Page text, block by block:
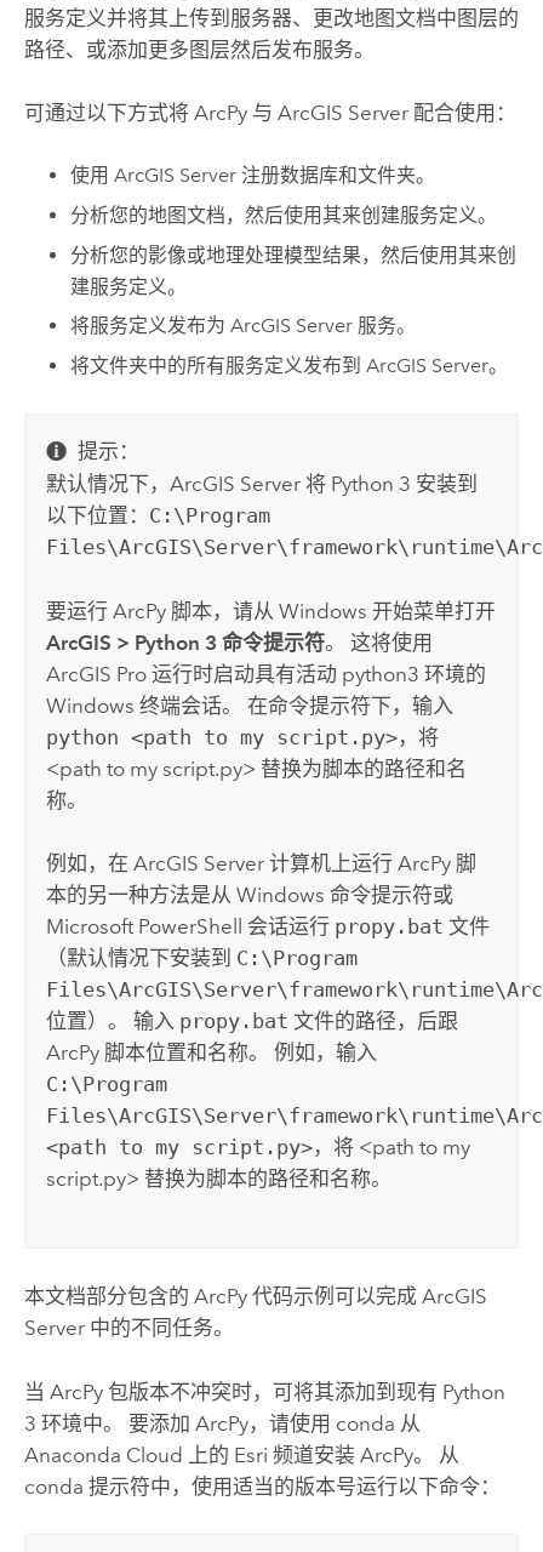
服务定义并将其上传到服务器、更改地图文档中图层的
路径、或添加更多图层然后发布服务。
可通过以下方式将 ArcPy与 ArcGIS Server配合使用：
使用ArcGIS Server 注册数据库和文件夹。
分析您的地图文档，然后使用其来创建服务定义。
分析您的影像或地理处理模型结果，然后使用其来创
建服务定义。
将服务定义发布为ArcGIS Server 服务。
将文件夹中的所有服务定义发布到ArcGIS Server。
提示：
默认情况下，ArcGIS Server 将 Python 3 安装到
以下位置： C:\Program
要运行ArcPy 脚本，请从Windows 开始菜单打开
ArcGIS > Python 3 命令提示符。 这将使用
ArcGIS Pro 运行时启动具有活动 python3 环境的
Windows 终端会话。 在命令提示符下，输入
python <path to my script.py>，将
<path to my script.py> 替换为脚本的路径和名
称。
例如，在ArcGIS Server 计算机上运行ArcPy 脚
本的另一种方法是从Windows 命令提示符或
Microsoft PowerShell
会话运行 propy.bat 文件
（默认情况下安装到 C:\Program
位置）。 输入 propy.bat 文件的路径，后跟
ArcPy 脚本位置和名称。 例如，输入
C:\Program
<path to my script.py>，将 <path to my
script.py> 替换为脚本的路径和名称。
本文档部分包含的 ArcPy代码示例可以完成 ArcGIS
Server中的不同任务。
当 ArcPy包版本不冲突时，可将其添加到现有 Python
3 环境中。 要添加 ArcPy，请使用 conda 从
Anaconda Cloud 上的 Esri 频道安装 ArcPy。 从
conda 提示符中，使用适当的版本号运行以下命令：